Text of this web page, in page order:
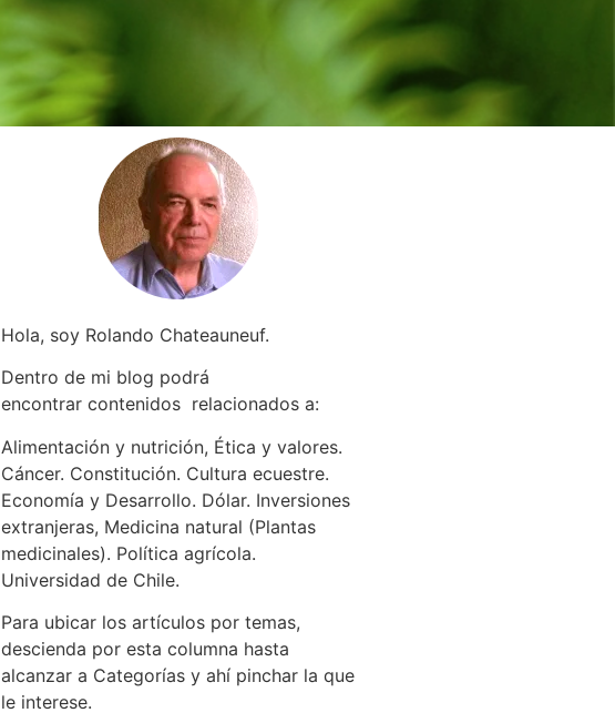
Hola, soy Rolando Chateauneuf.
Dentro de mi blog podrá
encontrar contenidos relacionados a:
Alimentación y nutrición, Ética y valores.
Cáncer. Constitución. Cultura ecuestre.
Economía y Desarrollo. Dólar. Inversiones
extranjeras, Medicina natural (Plantas
medicinales). Política agrícola.
Universidad de Chile.
Para ubicar los artículos por temas,
descienda por esta columna hasta
alcanzar a Categorías y ahí pinchar la que
le interese.